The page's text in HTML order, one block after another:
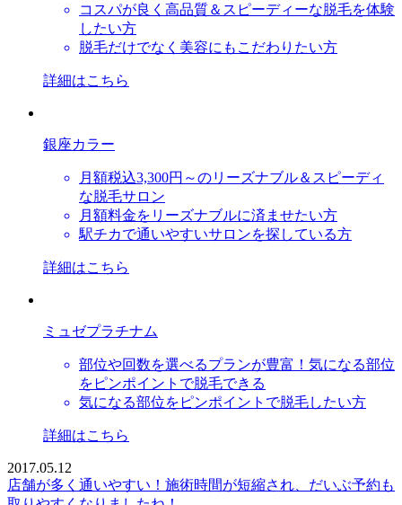
コスパが良く高品質＆スピーディーな脱毛を体験
したい方
脱毛だけでなく美容にもこだわりたい方
詳細はこちら
銀座カラー
月額税込3,300円～のリーズナブル＆スピーディ
な脱毛サロン
月額料金をリーズナブルに済ませたい方
駅チカで通いやすいサロンを探している方
詳細はこちら
ミュゼプラチナム
部位や回数を選べるプランが豊富！気になる部位
をピンポイントで脱毛できる
気になる部位をピンポイントで脱毛したい方
詳細はこちら
2017.05.12
店舗が多く通いやすい！施術時間が短縮され、だいぶ予約も